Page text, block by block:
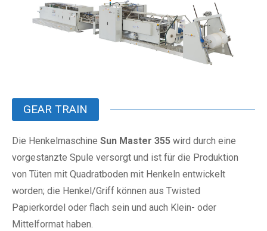
GEAR TRAIN
Die Henkelmaschine Sun Master 355 wird durch eine
vorgestanzte Spule versorgt und ist für die Produktion
von Tüten mit Quadratboden mit Henkeln entwickelt
worden; die Henkel/Griff können aus Twisted
Papierkordel oder flach sein und auch Klein- oder
Mittelformat haben.